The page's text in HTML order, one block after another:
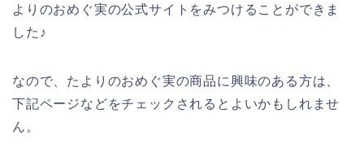
よりのおめぐ実の公式サイトをみつけることができま
した♪
なので、たよりのおめぐ実の商品に興味のある方は、
下記ページなどをチェックされるとよいかもしれませ
ん。